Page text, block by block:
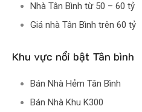
Nhà Tân Bình từ 50 – 60 tỷ
Giá nhà Tân Bình trên 60 tỷ
Khu vực nổi bật Tân bình
Bán Nhà Hẻm Tân Bình
Bán Nhà Khu K300